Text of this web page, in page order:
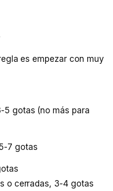
es empezar con muy
5 gotas (no más para
7 gotas
o cerradas, 3-4 gotas